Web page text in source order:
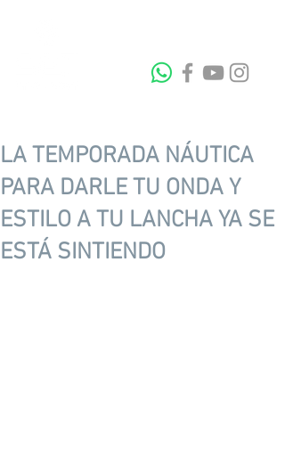
LA TEMPORADA NÁUTICA
PARA DARLE TU ONDA Y
ESTILO A TU LANCHA YA SE
ESTÁ SINTIENDO